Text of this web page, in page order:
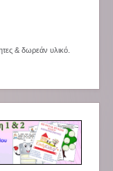
& δωρεάν υλικό.